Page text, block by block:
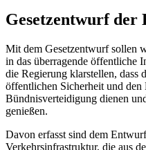
Gesetzentwurf der
Mit dem Gesetzentwurf sollen
in das überragende öffentliche
die Regierung klarstellen, dass
öffentlichen Sicherheit und den
Bündnisverteidigung dienen
genießen.
Davon erfasst sind dem
Verkehrsinfrastruktur, die aus